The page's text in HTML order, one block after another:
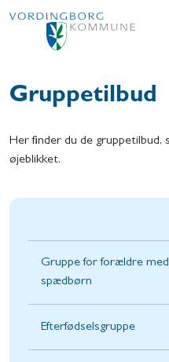
Gruppetilbud
Her finder du de gruppetilbud,
øjeblikket.
Gruppe for forældre
spædbørn
Efterfødselsgruppe